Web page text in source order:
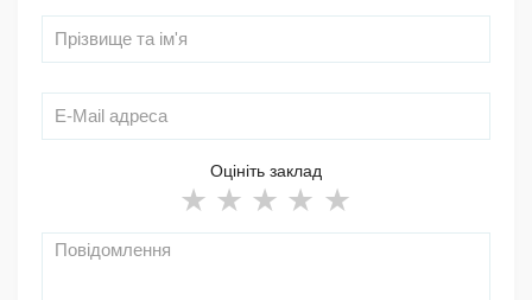
Оцініть заклад